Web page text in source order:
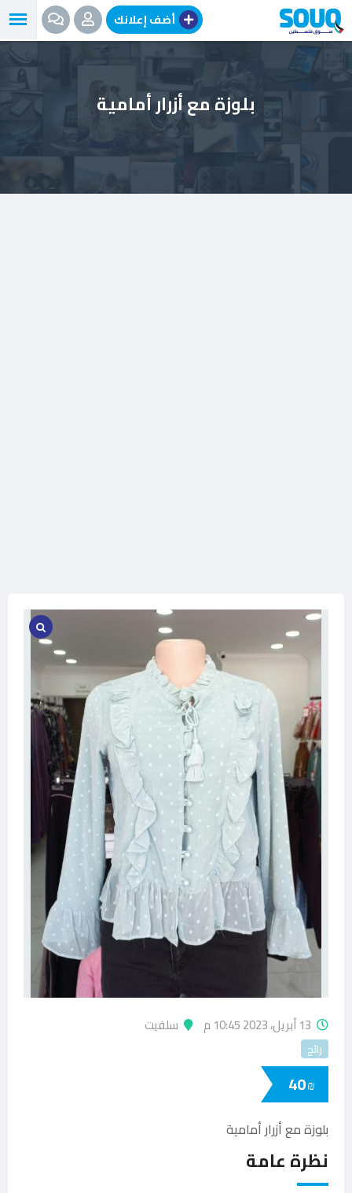
انتقل
إلى
المحتوى
أضف إعلانك
بلوزة مع أزرار أمامية
13 أبريل، 2023 10:45 م سلفيت
رائج
40₪
بلوزة مع أزرار أمامية
نظرة عامة